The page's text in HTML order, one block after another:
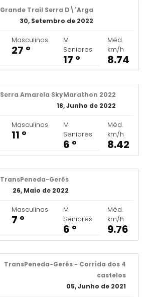
Grande Trail Serra D\'Arga
30, Setembro de 2022
Masculinos
27 º
M
Seniores
17 º
Méd.
km/h
8.74
Serra Amarela SkyMarathon 2022
18, Junho de 2022
Masculinos
11 º
M
Seniores
6 º
Méd.
km/h
8.42
TransPeneda-Gerês
26, Maio de 2022
Masculinos
7 º
M
Seniores
6 º
Méd.
km/h
9.76
TransPeneda-Gerês - Corrida dos 4
castelos
05, Junho de 2021